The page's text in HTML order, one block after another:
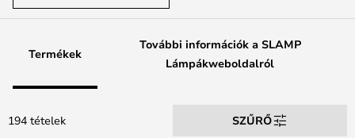
Termékek
További információk a SLAMP
Lámpákweboldalról
194 tételek
SZŰRŐ